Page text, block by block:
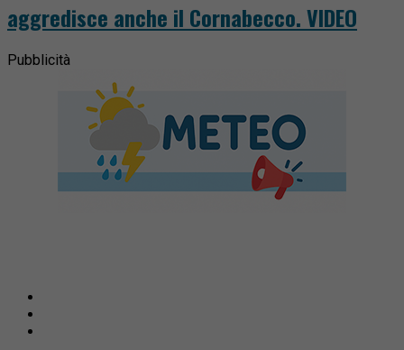
aggredisce anche il Cornabecco. VIDEO
Pubblicità